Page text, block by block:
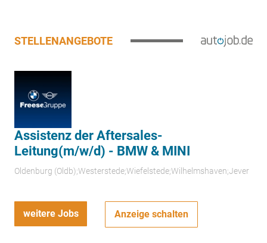
STELLENANGEBOTE
Assistenz der Aftersales-
Leitung(m/w/d) - BMW & MINI
Oldenburg (Oldb);Westerstede;Wiefelstede;Wilhelmshaven;Jever
weitere Jobs Anzeige schalten